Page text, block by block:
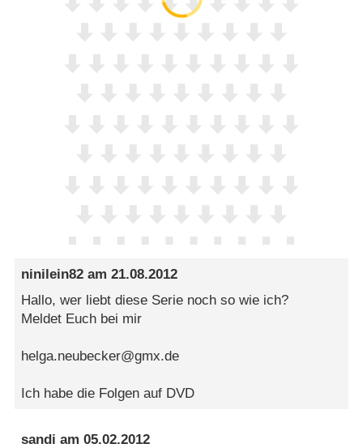
ninilein82 am21.08.2012
Hallo, wer liebt diese Serie noch so wie ich?
Meldet Euch bei mir
helga.neubecker@gmx.de
Ich habe die Folgen auf DVD
sandi am05.02.2012